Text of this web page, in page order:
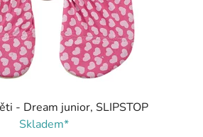
- Dream junior, SLIPSTOP
Skladem*